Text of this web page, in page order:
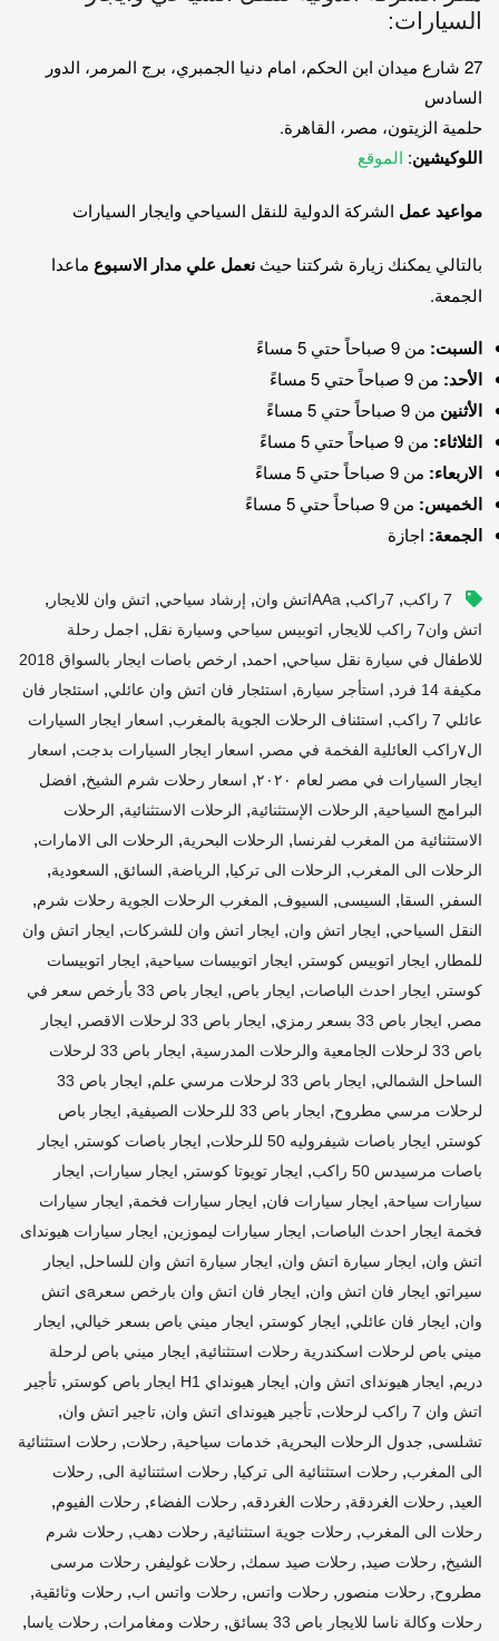
السيارات:
27 شارع ميدان ابن الحكم، امام دنيا الجمبري، برج المرمر، الدور
السادس
حلمية الزيتون، مصر، القاهرة.
اللوكيشين: الموقع
مواعيد عمل الشركة الدولية للنقل السياحي وايجار السيارات
بالتالي يمكنك زيارة شركتنا حيث نعمل علي مدار الاسبوع ماعدا
الجمعة.
السبت: من 9 صباحاً حتي 5 مساءً
الأحد: من 9 صباحاً حتي 5 مساءً
الأثنين من 9 صباحاً حتي 5 مساءً
الثلاثاء: من 9 صباحاً حتي 5 مساءً
الاربعاء: من 9 صباحاً حتي 5 مساءً
الخميس: من 9 صباحاً حتي 5 مساءً
الجمعة: اجازة
7 راكب , 7راكب , AAaاتش وان , إرشاد سياحي, اتش وان للايجار ,
اتش وان7 راكب للايجار , اتوبيس سياحي وسيارة نقل, اجمل رحلة
للاطفال في سيارة نقل سياحي, احمد,
ارخص باصات ايجار بالسواق 2018
مكيفة 14 فرد
, استأجر سيارة, استئجار فان اتش وان عائلي, استئجار فان
عائلي 7 راكب
, استئناف الرحلات الجوية بالمغرب, اسعار ايجار السيارات
ال٧راكب العائلية الفخمة في مصر
, اسعار ايجار السيارات بدجت, اسعار
ايجار السيارات في مصر لعام ٢٠٢٠
, اسعار رحلات شرم الشيخ, افضل
البرامج السياحية, الرحلات الإستثنائية, الرحلات الاستثنائية, الرحلات
الاستثنائية من المغرب لفرنسا, الرحلات البحرية, الرحلات الى الامارات,
الرحلات الى المغرب, الرحلات الى تركيا, الرياضة, السائق, السعودية,
السفر , السقا, السيسى, السيوف, المغرب الرحلات الجوية رحلات شرم,
النقل السياحي, ايجار اتش وان, ايجار اتش وان للشركات, ايجار اتش وان
للمطار , ايجار اتوبيس كوستر , ايجار اتوبيسات سياحية, ايجار اتوبيسات
كوستر , ايجار احدث الباصات, ايجار باص,
ايجار باص 33 بأرخص سعر في
مصر , ايجار باص 33 بسعر رمزي , ايجار باص 33 لرحلات الاقصر , ايجار
باص 33 لرحلات الجامعية والرحلات المدرسية
,
ايجار باص 33 لرحلات
الساحل الشمالي, ايجار باص 33 لرحلات مرسي علم ,
ايجار باص 33
لرحلات مرسي مطروح, ايجار باص 33 للرحلات الصيفية , ايجار باص
كوستر , ايجار باصات شيفروليه 50 للرحلات , ايجار باصات كوستر , ايجار
باصات مرسيدس 50 راكب
, ايجار تويوتا كوستر , ايجار سيارات, ايجار
سيارات سياحة, ايجار سيارات فان, ايجار سيارات فخمة, ايجار سيارات
فخمة ايجار احدث الباصات, ايجار سيارات ليموزين, ايجار سيارات هيونداى
اتش وان, ايجار سيارة اتش وان, ايجار سيارة اتش وان للساحل, ايجار
سيراتو, ايجار فان اتش وان,
ايجار فان اتش وان بارخص سعرaى اتش
وان, ايجار فان عائلي, ايجار كوستر , ايجار ميني باص بسعر خيالي, ايجار
ميني باص لرحلات اسكندرية رحلات استثنائية, ايجار ميني باص لرحلة
دريم, ايجار هيونداى اتش وان, ايجار هيونداي H1 ايجار باص كوستر , تأجير
اتش وان 7 راكب لرحلات
, تأجير هيونداى اتش وان, تاجير اتش وان,
تشلسى, جدول الرحلات البحرية, خدمات سياحية, رحلات, رحلات استثنائية
الى المغرب, رحلات استثنائية الى تركيا, رحلات اسثتنائية الى, رحلات
العيد, رحلات الغردقة, رحلات الغردقه, رحلات الفضاء, رحلات الفيوم,
رحلات الى المغرب, رحلات جوية استثنائية, رحلات دهب, رحلات شرم
الشيخ, رحلات صيد, رحلات صيد سمك, رحلات غوليفر , رحلات مرسى
مطروح, رحلات منصور , رحلات واتس, رحلات واتس اب, رحلات وثائقية,
رحلات وكالة ناسا للايجار باص 33 بسائق , رحلات ومغامرات, رحلات ياسا,